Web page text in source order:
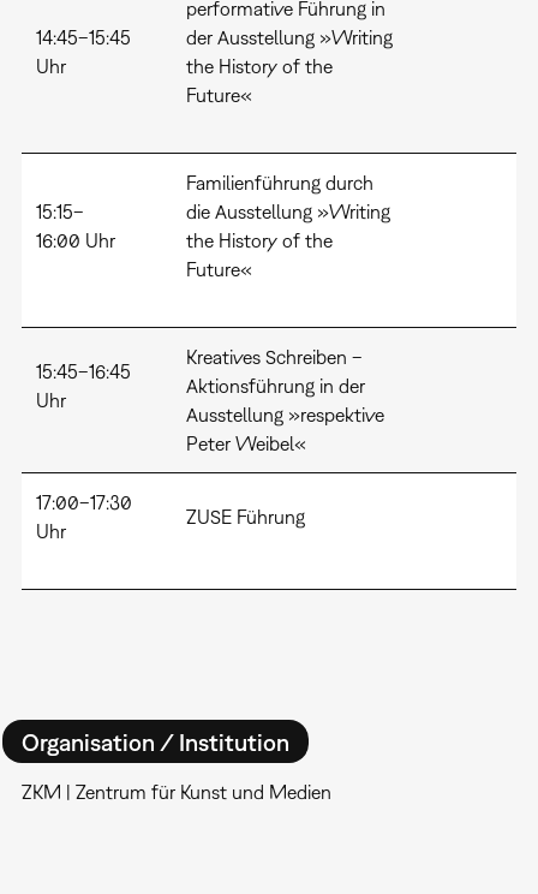
14:45–15:45
Uhr
performative Führung in
der Ausstellung »Writing
the History of the
Future«
15:15–
16:00 Uhr
Familienführung durch
die Ausstellung »Writing
the History of the
Future«
15:45–16:45
Uhr
Kreatives Schreiben –
Aktionsführung in der
Ausstellung »respektive
Peter Weibel«
17:00–17:30
Uhr
ZUSE Führung
Organisation / Institution
ZKM | Zentrum für Kunst und Medien